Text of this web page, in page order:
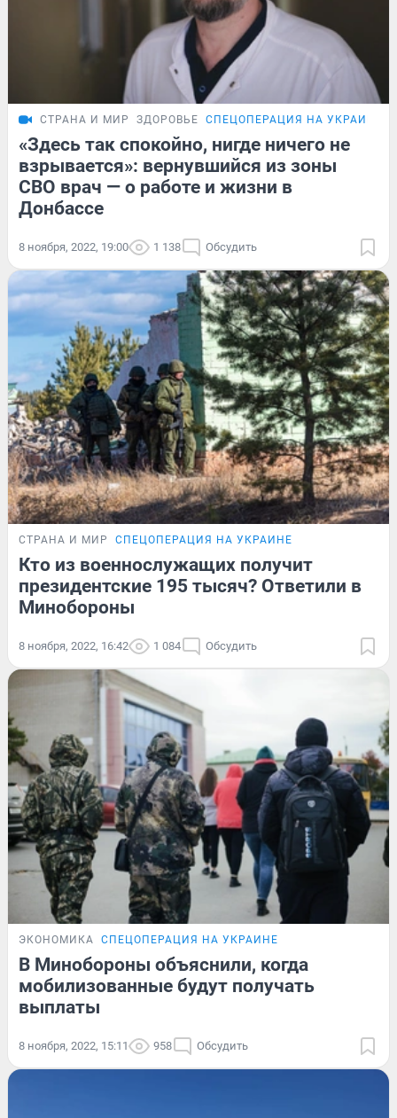
СТРАНА И МИР ЗДОРОВЬЕ СПЕЦОПЕРАЦИЯ НА УКРАИНЕ
«Здесь так спокойно, нигде ничего не
взрывается»: вернувшийся из зоны
СВО врач — о работе и жизни в
Донбассе
8 ноября, 2022, 19:00 1 138 Обсудить
СТРАНА И МИР СПЕЦОПЕРАЦИЯ НА УКРАИНЕ
Кто из военнослужащих получит
президентские 195 тысяч? Ответили в
Минобороны
8 ноября, 2022, 16:42 1 084 Обсудить
ЭКОНОМИКА СПЕЦОПЕРАЦИЯ НА УКРАИНЕ
В Минобороны объяснили, когда
мобилизованные будут получать
выплаты
8 ноября, 2022, 15:11 958 Обсудить